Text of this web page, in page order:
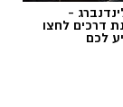
שמייצרת
-
דרכים לחצו
לכם